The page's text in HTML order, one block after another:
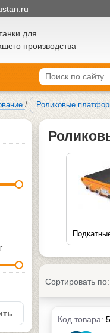
для
производства
/ Роликовые
Сортировать по:
Код товара: